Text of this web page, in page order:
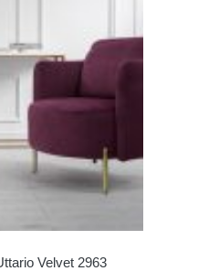
Velvet 2963